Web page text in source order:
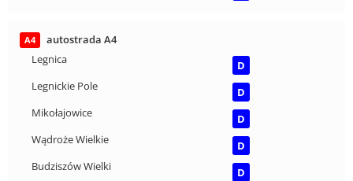
A4
autostrada A4
Legnica
D
Legnickie Pole
D
Mikołajowice
D
Wądroże Wielkie
D
Budziszów Wielki
D